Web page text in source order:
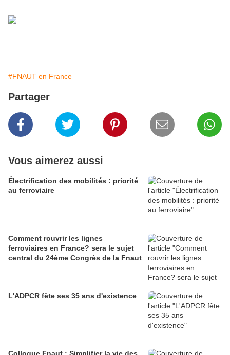
#FNAUT en France
Partager
Vous aimerez aussi
Électrification des mobilités : priorité
au ferroviaire
Comment rouvrir les lignes
ferroviaires en France? sera le sujet
central du 24ème Congrès de la Fnaut
L'ADPCR fête ses 35 ans d'existence